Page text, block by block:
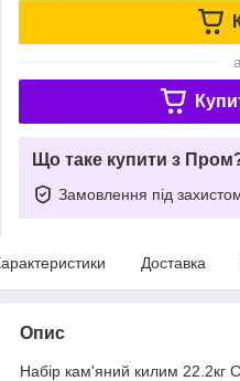
Що таке купити з
Замовлення під
Доставка
Опис
Набір кам'яний килим 22.2кг